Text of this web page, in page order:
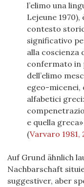
l’elimo una
Lejeune
contesto
significativo
alla coscienza
confermato in
dell’elimo
egeo-micenei,
alfabetici
e quella
(Varvaro 1981,
Auf Grund ähnlich
Nachbarschaft
suggestiver, aber